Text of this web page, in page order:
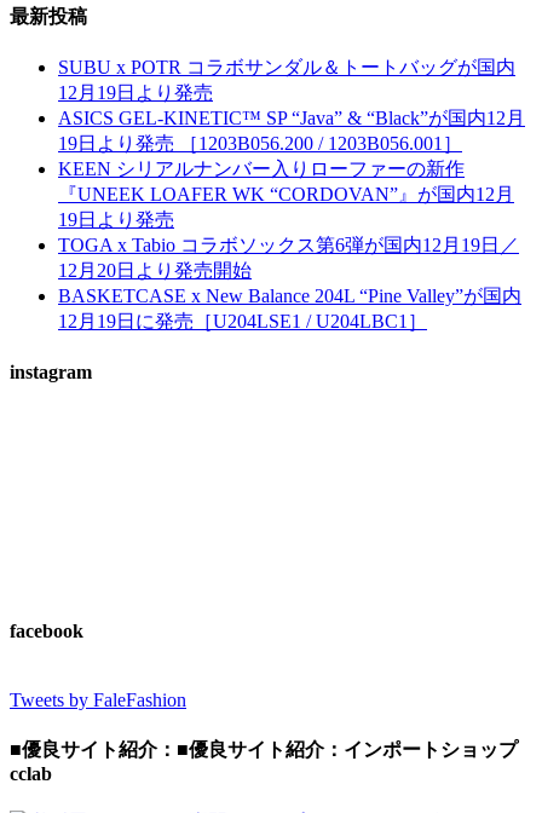
最新投稿
SUBU x POTR コラボサンダル＆トートバッグが国内
12月19日より発売
ASICS GEL-KINETIC™ SP “Java” & “Black”が国内12月
19日より発売 ［1203B056.200 / 1203B056.001］
KEEN シリアルナンバー入りローファーの新作
『UNEEK LOAFER WK “CORDOVAN”』が国内12月
19日より発売
TOGA x Tabio コラボソックス第6弾が国内12月19日／
12月20日より発売開始
BASKETCASE x New Balance 204L “Pine Valley”が国内
12月19日に発売［U204LSE1 / U204LBC1］
instagram
facebook
Tweets by FaleFashion
■優良サイト紹介：■優良サイト紹介：インポートショップ
cclab